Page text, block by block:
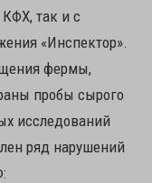
так и с
«Инспектор».
фермы,
пробы сырого
исследований
ряд нарушений